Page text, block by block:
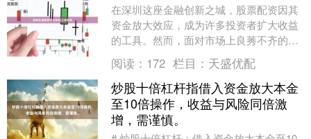
在深圳这座金融创新之城，股票配资因其
资金放大效应，成为许多投资者扩大收益
的工具。然而，面对市场上良莠不齐的配
资平台，如何找到“正规安全”的渠道，成
为投资者最关心....
阅读： 172 栏目： 天盛优配
炒股十倍杠杆指借入资金放大本金
至10倍操作，收益与风险同倍激
增，需谨慎。